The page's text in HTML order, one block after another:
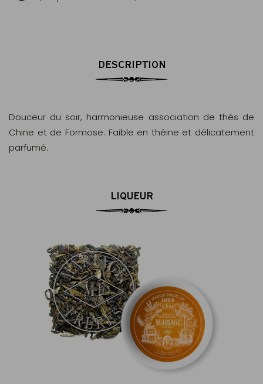
DESCRIPTION
Douceur du soir, harmonieuse association de thés de
Chine et de Formose. Faible en théine et délicatement
parfumé.
LIQUEUR